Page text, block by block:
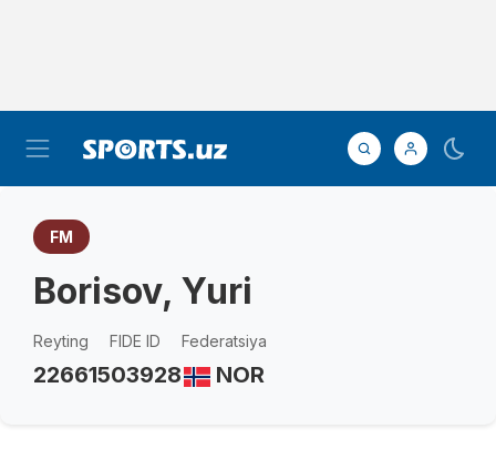
FM
Borisov, Yuri
Reyting
2266
FIDE ID
1503928
Federatsiya
NOR